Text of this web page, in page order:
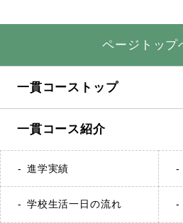
ページトップ
一貫コーストップ
一貫コース紹介
進学実績
学校生活一日の流れ